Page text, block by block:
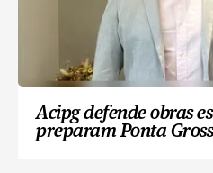
Acipg defende obras
preparam Ponta